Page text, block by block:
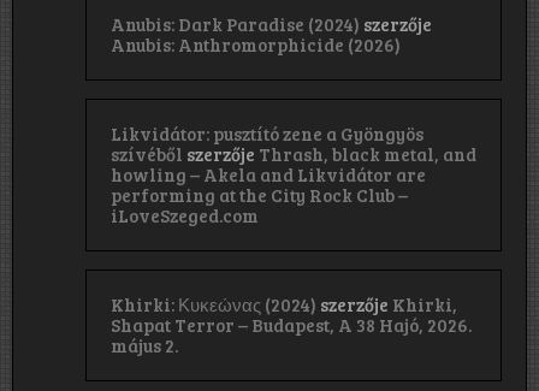
Anubis: Dark Paradise (2024) szerzője
Anubis: Anthromorphicide (2026)
Likvidátor: pusztító zene a Gyöngyös
szívéből szerzője Thrash, black metal, and
howling – Akela and Likvidátor are
performing at the City Rock Club –
iLoveSzeged.com
Khirki: Κ​υ​κ​ε​ώ​ν​α​ς (2024) szerzője Khirki,
Shapat Terror – Budapest, A 38 Hajó, 2026.
május 2.